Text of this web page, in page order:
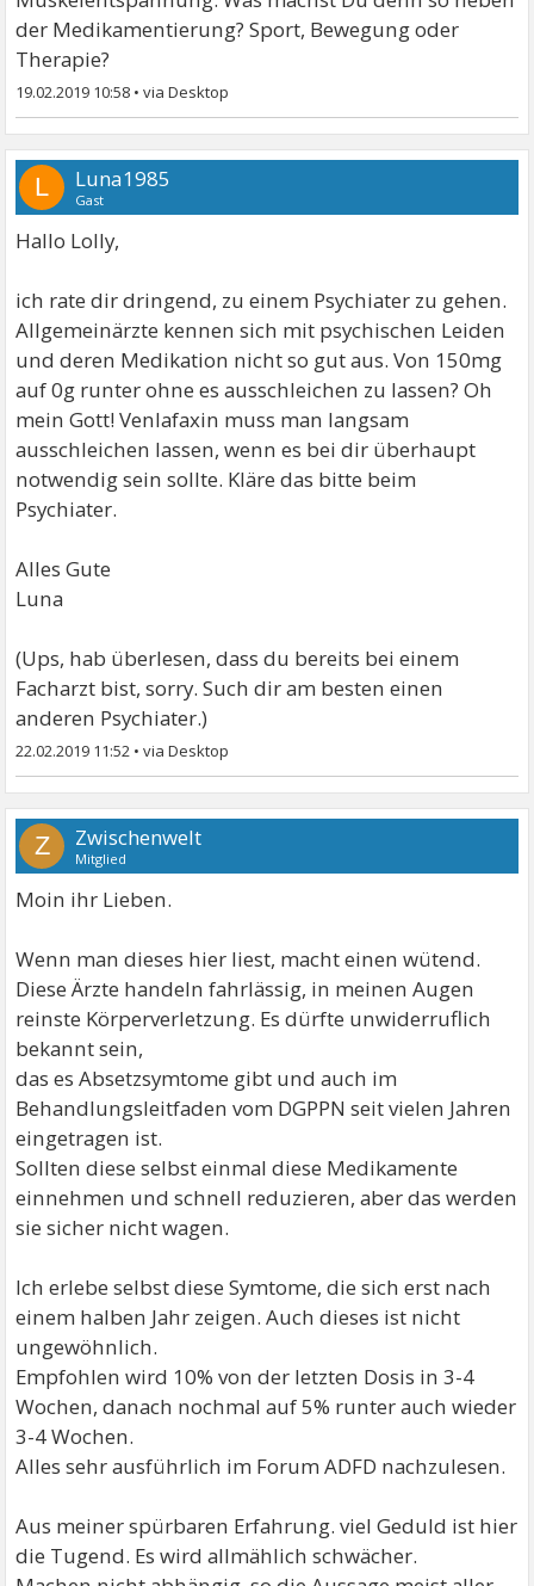
der Medikamentierung? Sport, Bewegung oder
Therapie?
19.02.2019 10:58 •
L Luna1985
Gast
Hallo Lolly,
ich rate dir dringend, zu einem Psychiater zu gehen.
Allgemeinärzte kennen sich mit psychischen Leiden
und deren Medikation nicht so gut aus. Von 150mg
auf 0g runter ohne es ausschleichen zu lassen? Oh
mein Gott! Venlafaxin muss man langsam
ausschleichen lassen, wenn es bei dir überhaupt
notwendig sein sollte. Kläre das bitte beim
Psychiater.
Alles Gute
Luna
(Ups, hab überlesen, dass du bereits bei einem
Facharzt bist, sorry. Such dir am besten einen
anderen Psychiater.)
22.02.2019 11:52 •
Z Zwischenwelt
Mitglied
Moin ihr Lieben.
Wenn man dieses hier liest, macht einen wütend.
Diese Ärzte handeln fahrlässig, in meinen Augen
reinste Körperverletzung. Es dürfte unwiderruflich
bekannt sein,
das es Absetzsymtome gibt und auch im
Behandlungsleitfaden vom DGPPN seit vielen Jahren
eingetragen ist.
Sollten diese selbst einmal diese Medikamente
einnehmen und schnell reduzieren, aber das werden
sie sicher nicht wagen.
Ich erlebe selbst diese Symtome, die sich erst nach
einem halben Jahr zeigen. Auch dieses ist nicht
ungewöhnlich.
Empfohlen wird 10% von der letzten Dosis in 3-4
Wochen, danach nochmal auf 5% runter auch wieder
3-4 Wochen.
Alles sehr ausführlich im Forum ADFD nachzulesen.
Aus meiner spürbaren Erfahrung. viel Geduld ist hier
die Tugend. Es wird allmählich schwächer.